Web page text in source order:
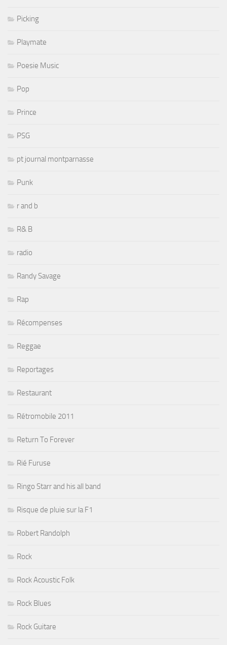
Picking
Playmate
Poesie Music
Pop
Prince
PSG
pt journal montparnasse
Punk
r and b
R& B
radio
Randy Savage
Rap
Récompenses
Reggae
Reportages
Restaurant
Rétromobile 2011
Return To Forever
Rié Furuse
Ringo Starr and his all band
Risque de pluie sur la F1
Robert Randolph
Rock
Rock Acoustic Folk
Rock Blues
Rock Guitare